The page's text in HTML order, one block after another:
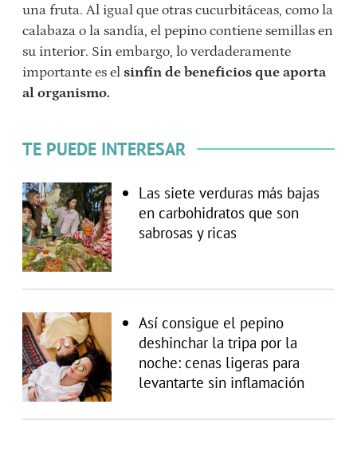
una fruta. Al igual que otras cucurbitáceas, como la
calabaza o la sandía, el pepino contiene semillas en
su interior. Sin embargo, lo verdaderamente
importante es el sinfín de beneficios que aporta
al organismo.
TE PUEDE INTERESAR
Las siete verduras más bajas
en carbohidratos que son
sabrosas y ricas
Así consigue el pepino
deshinchar la tripa por la
noche: cenas ligeras para
levantarte sin inflamación